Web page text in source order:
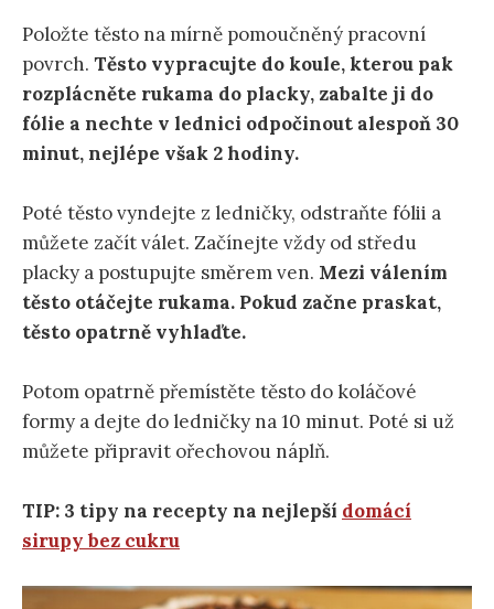
Položte těsto na mírně pomoučněný pracovní
povrch. Těsto vypracujte do koule, kterou pak
rozplácněte rukama do placky, zabalte ji do
fólie a nechte v lednici odpočinout alespoň 30
minut, nejlépe však 2 hodiny.
Poté těsto vyndejte z ledničky, odstraňte fólii a
můžete začít válet. Začínejte vždy od středu
placky a postupujte směrem ven. Mezi válením
těsto otáčejte rukama. Pokud začne praskat,
těsto opatrně vyhlaďte.
Potom opatrně přemístěte těsto do koláčové
formy a dejte do ledničky na 10 minut. Poté si už
můžete připravit ořechovou náplň.
TIP: 3 tipy na recepty na nejlepší domácí
sirupy bez cukru